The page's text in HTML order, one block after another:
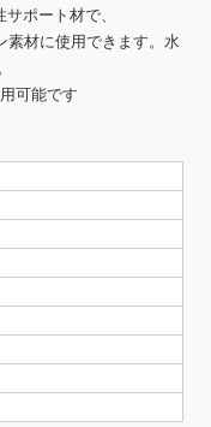
ポート材で、
素材に使用できます。水
可能です